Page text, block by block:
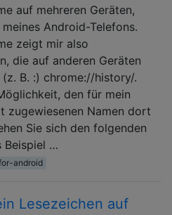
auf mehreren Geräten,
Android-Telefons.
zeigt mir also
die auf anderen Geräten
B. :) chrome://history/.
den für mein
zugewiesenen Namen dort
Sie sich den folgenden
Beispiel …
android
Lesezeichen auf